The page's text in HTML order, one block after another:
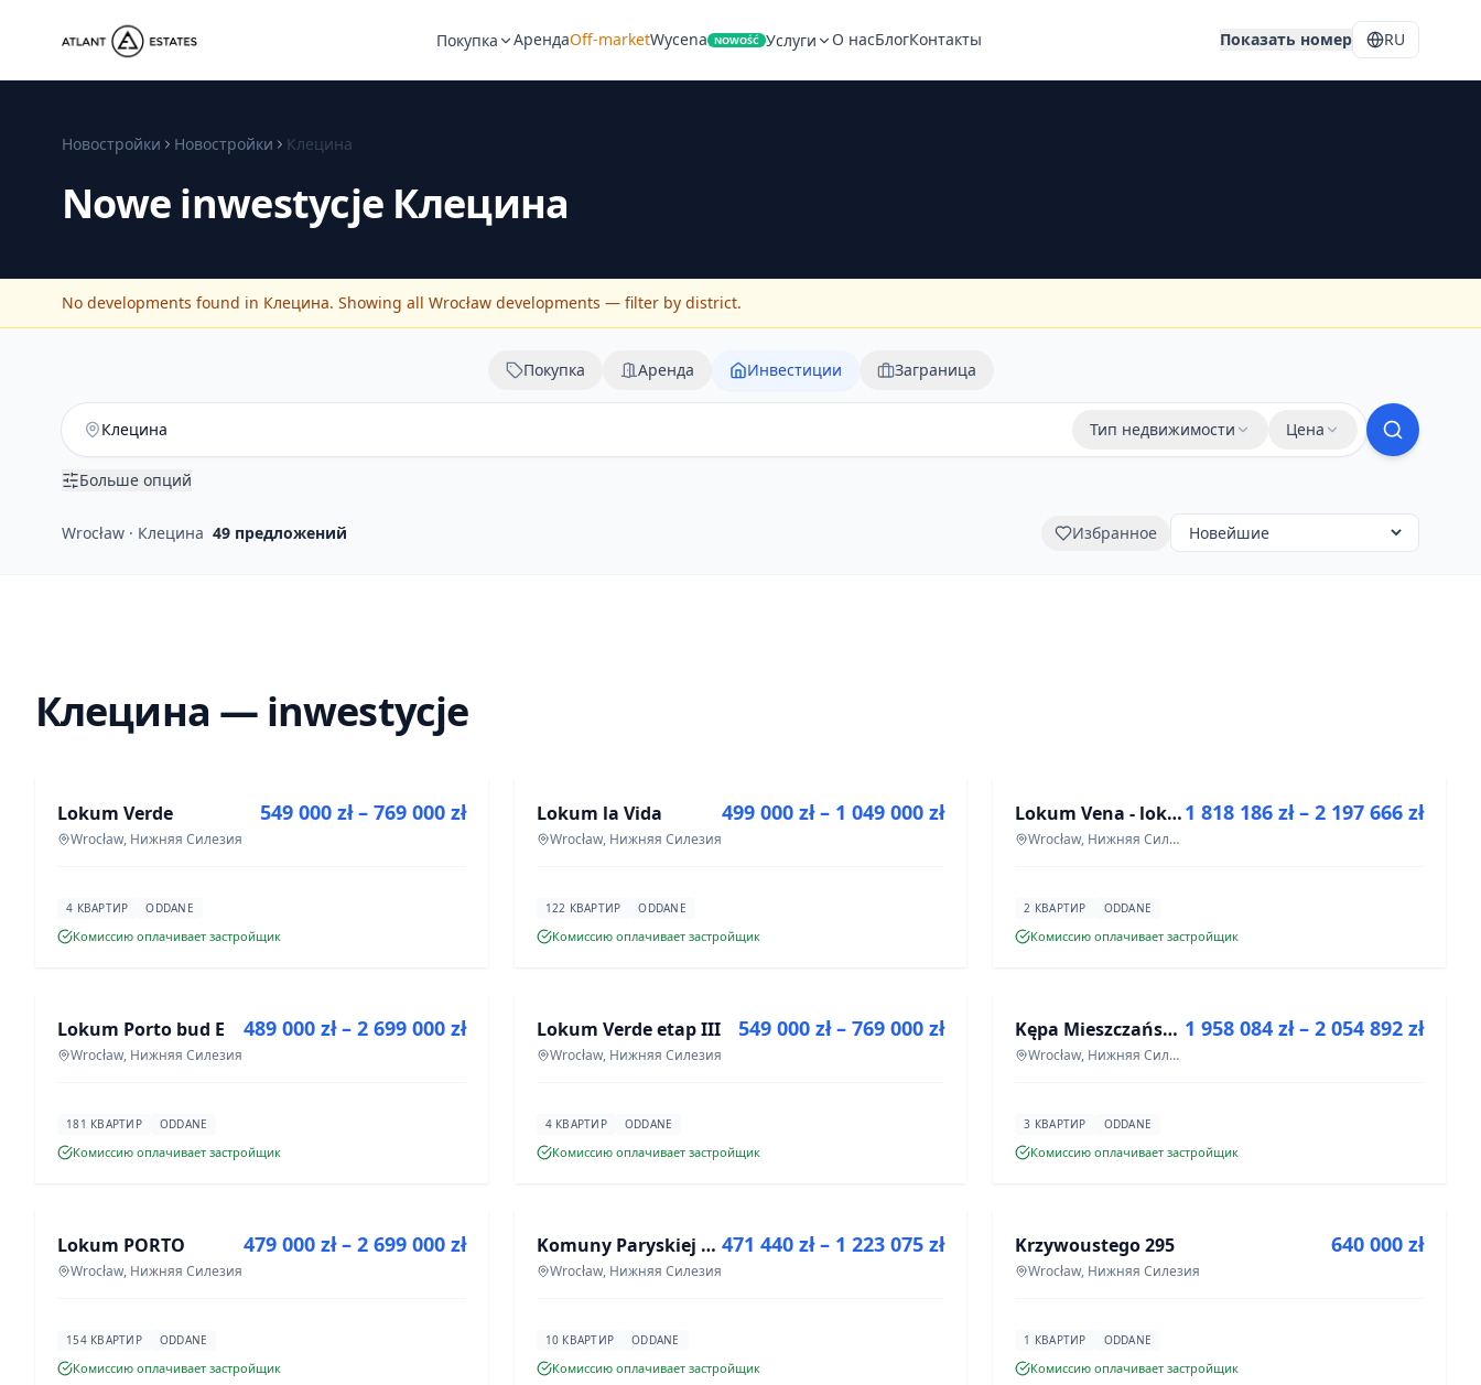
Покупка АрендаOff-marketWycena NOWOŚĆ Услуги О насБлогКонтакты Показать номер RU
Новостройки Новостройки Клецина
Nowe inwestycje Клецина
No developments found in Клецина. Showing all Wrocław developments — filter by district.
Покупка Аренда Инвестиции Заграница
Тип недвижимости Цена
Больше опций
Wrocław · Клецина 49 предложений Избранное
Клецина — inwestycje
ИНВЕСТИЦИЯ
Lokum Verde
Wrocław, Нижняя Силезия
549 000 zł – 769 000 zł
4 КВАРТИР ODDANE
Комиссию оплачивает застройщик
ИНВЕСТИЦИЯ
Lokum la Vida
Wrocław, Нижняя Силезия
499 000 zł – 1 049 000 zł
122 КВАРТИР ODDANE
Комиссию оплачивает застройщик
ИНВЕСТИЦИЯ Lokum Vena - lokale użytkowe
Wrocław, Нижняя Силезия
1 818 186 zł – 2 197 666 zł
2 КВАРТИР ODDANE
Комиссию оплачивает застройщик
ИНВЕСТИЦИЯ
Lokum Porto bud E
Wrocław, Нижняя Силезия
489 000 zł – 2 699 000 zł
181 КВАРТИР ODDANE
Комиссию оплачивает застройщик
ИНВЕСТИЦИЯ
Lokum Verde etap III
Wrocław, Нижняя Силезия
549 000 zł – 769 000 zł
4 КВАРТИР ODDANE
Комиссию оплачивает застройщик
ИНВЕСТИЦИЯ Kępa Mieszczańska - lokale użytkowe
Wrocław, Нижняя Силезия
1 958 084 zł – 2 054 892 zł
3 КВАРТИР ODDANE
Комиссию оплачивает застройщик
ИНВЕСТИЦИЯ
Lokum PORTO
Wrocław, Нижняя Силезия
479 000 zł – 2 699 000 zł
154 КВАРТИР ODDANE
Комиссию оплачивает застройщик
ИНВЕСТИЦИЯ Komuny Paryskiej 19a
Wrocław, Нижняя Силезия
471 440 zł – 1 223 075 zł
10 КВАРТИР ODDANE
Комиссию оплачивает застройщик
ИНВЕСТИЦИЯ
Krzywoustego 295
Wrocław, Нижняя Силезия
640 000 zł
1 КВАРТИР ODDANE
Комиссию оплачивает застройщик